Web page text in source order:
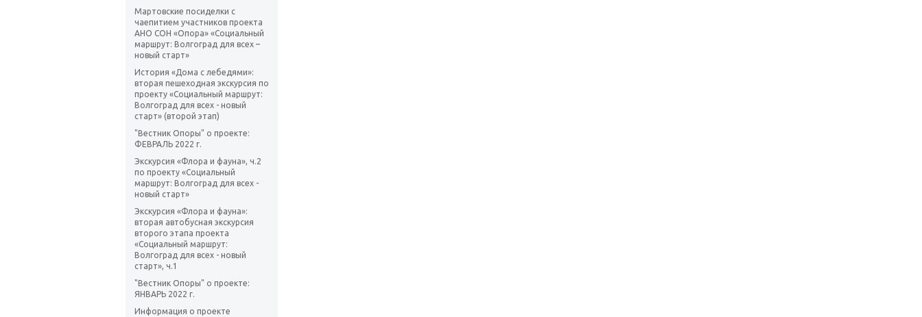
Мартовские посиделки с
чаепитием участников проекта
АНО СОН «Опора» «Социальный
маршрут: Волгоград для всех –
новый старт»
История «Дома с лебедями»:
вторая пешеходная экскурсия по
проекту «Социальный маршрут:
Волгоград для всех - новый
старт» (второй этап)
"Вестник Опоры" о проекте:
ФЕВРАЛЬ 2022 г.
Экскурсия «Флора и фауна», ч.2
по проекту «Социальный
маршрут: Волгоград для всех -
новый старт»
Экскурсия «Флора и фауна»:
вторая автобусная экскурсия
второго этапа проекта
«Социальный маршрут:
Волгоград для всех - новый
старт», ч.1
"Вестник Опоры" о проекте:
ЯНВАРЬ 2022 г.
Информация о проекте